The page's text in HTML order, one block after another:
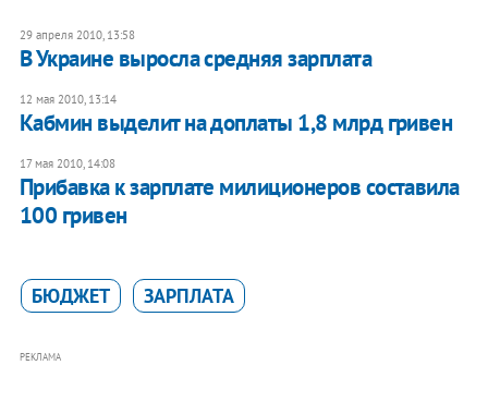
29 апреля 2010, 13:58
В Украине выросла средняя зарплата
12 мая 2010, 13:14
Кабмин выделит на доплаты 1,8 млрд гривен
17 мая 2010, 14:08
Прибавка к зарплате милиционеров составила
100 гривен
БЮДЖЕТ ЗАРПЛАТА
РЕКЛАМА